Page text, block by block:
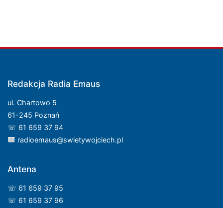
Redakcja Radia Emaus
ul. Chartowo 5
61-245 Poznań
☏ 61 659 37 94
radioemaus@swietywojciech.pl
Antena
☏ 61 659 37 95
☏ 61 659 37 96